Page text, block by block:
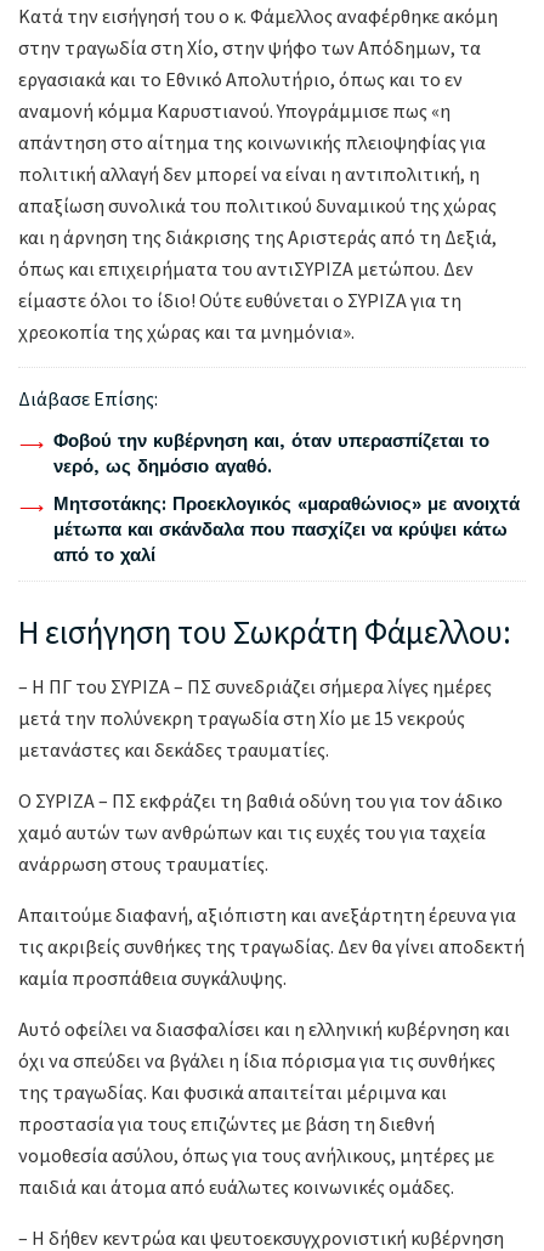
Κατά την εισήγησή του ο κ. Φάμελλος αναφέρθηκε ακόμη
στην τραγωδία στη Χίο, στην ψήφο των Απόδημων, τα
εργασιακά και το Εθνικό Απολυτήριο, όπως και το εν
αναμονή κόμμα Καρυστιανού. Υπογράμμισε πως «η
απάντηση στο αίτημα της κοινωνικής πλειοψηφίας για
πολιτική αλλαγή δεν μπορεί να είναι η αντιπολιτική, η
απαξίωση συνολικά του πολιτικού δυναμικού της χώρας
και η άρνηση της διάκρισης της Αριστεράς από τη Δεξιά,
όπως και επιχειρήματα του αντιΣΥΡΙΖΑ μετώπου. Δεν
είμαστε όλοι το ίδιο! Ούτε ευθύνεται ο ΣΥΡΙΖΑ για τη
χρεοκοπία της χώρας και τα μνημόνια».
Διάβασε Επίσης:
Φοβού την κυβέρνηση και, όταν υπερασπίζεται το
νερό, ως δημόσιο αγαθό.
Μητσοτάκης: Προεκλογικός «μαραθώνιος» με ανοιχτά
μέτωπα και σκάνδαλα που πασχίζει να κρύψει κάτω
από το χαλί
Η εισήγηση του Σωκράτη Φάμελλου:
– Η ΠΓ του ΣΥΡΙΖΑ – ΠΣ συνεδριάζει σήμερα λίγες ημέρες
μετά την πολύνεκρη τραγωδία στη Χίο με 15 νεκρούς
μετανάστες και δεκάδες τραυματίες.
Ο ΣΥΡΙΖΑ – ΠΣ εκφράζει τη βαθιά οδύνη του για τον άδικο
χαμό αυτών των ανθρώπων και τις ευχές του για ταχεία
ανάρρωση στους τραυματίες.
Απαιτούμε διαφανή, αξιόπιστη και ανεξάρτητη έρευνα για
τις ακριβείς συνθήκες της τραγωδίας. Δεν θα γίνει αποδεκτή
καμία προσπάθεια συγκάλυψης.
Αυτό οφείλει να διασφαλίσει και η ελληνική κυβέρνηση και
όχι να σπεύδει να βγάλει η ίδια πόρισμα για τις συνθήκες
της τραγωδίας. Και φυσικά απαιτείται μέριμνα και
προστασία για τους επιζώντες με βάση τη διεθνή
νομοθεσία ασύλου, όπως για τους ανήλικους, μητέρες με
παιδιά και άτομα από ευάλωτες κοινωνικές ομάδες.
– Η δήθεν κεντρώα και ψευτοεκσυγχρονιστική κυβέρνηση